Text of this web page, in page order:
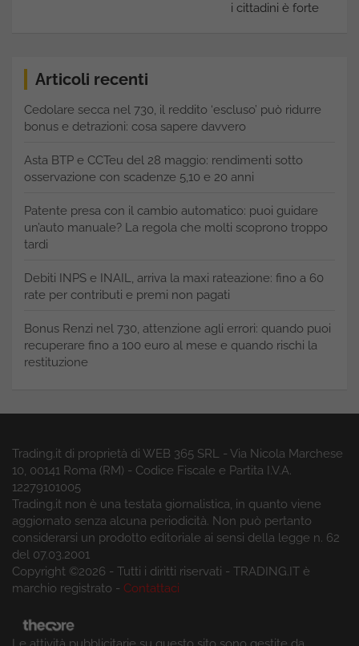
i cittadini è forte
Articoli recenti
Cedolare secca nel 730, il reddito ‘escluso’ può ridurre
bonus e detrazioni: cosa sapere davvero
Asta BTP e CCTeu del 28 maggio: rendimenti sotto
osservazione con scadenze 5,10 e 20 anni
Patente presa con il cambio automatico: puoi guidare
un’auto manuale? La regola che molti scoprono troppo
tardi
Debiti INPS e INAIL, arriva la maxi rateazione: fino a 60
rate per contributi e premi non pagati
Bonus Renzi nel 730, attenzione agli errori: quando puoi
recuperare fino a 100 euro al mese e quando rischi la
restituzione
Trading.it di proprietà di WEB 365 SRL - Via Nicola Marchese
10, 00141 Roma (RM) - Codice Fiscale e Partita I.V.A.
12279101005
Trading.it non è una testata giornalistica, in quanto viene
aggiornato senza alcuna periodicità. Non può pertanto
considerarsi un prodotto editoriale ai sensi della legge n. 62
del 07.03.2001
Copyright ©2026 - Tutti i diritti riservati - TRADING.IT è
marchio registrato - Contattaci